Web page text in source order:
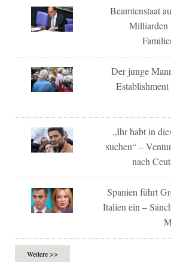
Beamtenstaat
Milliarden
Der junge
„Ihr habt in
suchen“ –
nach
Spanien führt
Italien ein –
Weitere >>